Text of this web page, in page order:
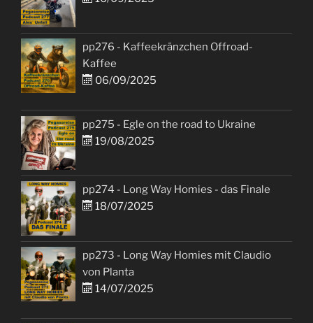
pp276 - Kaffeekränzchen Offroad-
Kaffee
06/09/2025
pp275 - Egle on the road to Ukraine
19/08/2025
pp274 - Long Way Homies - das Finale
18/07/2025
pp273 - Long Way Homies mit Claudio
von Planta
14/07/2025